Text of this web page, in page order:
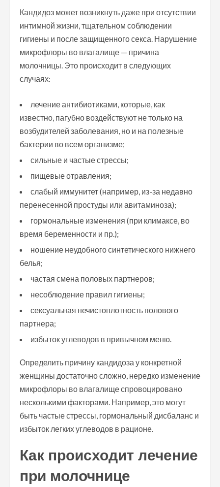
Кандидоз может возникнуть даже при отсутствии
интимной жизни, тщательном соблюдении
гигиены и после защищенного секса. Нарушение
микрофлоры во влагалище — причина
молочницы. Это происходит в следующих
случаях:
лечение антибиотиками, которые, как
известно, пагубно воздействуют не только на
возбудителей заболевания, но и на полезные
бактерии во всем организме;
сильные и частые стрессы;
пищевые отравления;
слабый иммунитет (например, из-за недавно
перенесенной простуды или авитаминоза);
гормональные изменения (при климаксе, во
время беременности и пр.);
ношение неудобного синтетического нижнего
белья;
частая смена половых партнеров;
несоблюдение правил гигиены;
сексуальная нечистоплотность полового
партнера;
избыток углеводов в привычном меню.
Определить причину кандидоза у конкретной
женщины достаточно сложно, нередко изменение
микрофлоры во влагалище спровоцировано
несколькими факторами. Например, это могут
быть частые стрессы, гормональный дисбаланс и
избыток легких углеводов в рационе.
Как происходит лечение
при молочнице